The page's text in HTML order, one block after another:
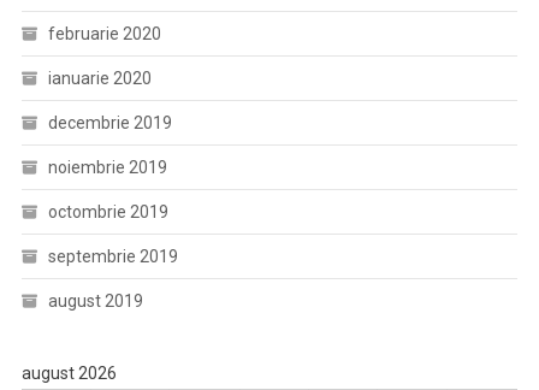
februarie 2020
ianuarie 2020
decembrie 2019
noiembrie 2019
octombrie 2019
septembrie 2019
august 2019
august 2026